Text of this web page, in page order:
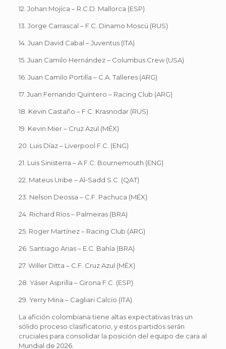
12. Johan Mojíca – R.C.D. Mallorca (ESP)
13. Jorge Carrascal – F.C. Dinamo Moscú (RUS)
14. Juan David Cabal – Juventus (ITA)
15. Juan Camilo Hernández – Columbus Crew (USA)
16. Juan Camilo Portilla – C.A. Talleres (ARG)
17. Juan Fernando Quintero – Racing Club (ARG)
18. Kevin Castaño – F.C. Krasnodar (RUS)
19. Kevin Mier – Cruz Azul (MÉX)
20. Luis Díaz – Liverpool F.C. (ENG)
21. Luis Sinisterra – A.F.C. Bournemouth (ENG)
22. Mateus Uribe – Al-Sadd S.C. (QAT)
23. Nelson Deossa – C.F. Pachuca (MÉX)
24. Richard Ríos – Palmeiras (BRA)
25. Roger Martínez – Racing Club (ARG)
26. Santiago Arias – E.C. Bahía (BRA)
27. Willer Ditta – C.F. Cruz Azul (MÉX)
28. Yáser Asprilla – Girona F.C. (ESP)
29. Yerry Mina – Cagliari Calcio (ITA)
La afición colombiana tiene altas expectativas tras un
sólido proceso clasificatorio, y estos partidos serán
cruciales para consolidar la posición del equipo de cara al
Mundial de 2026.